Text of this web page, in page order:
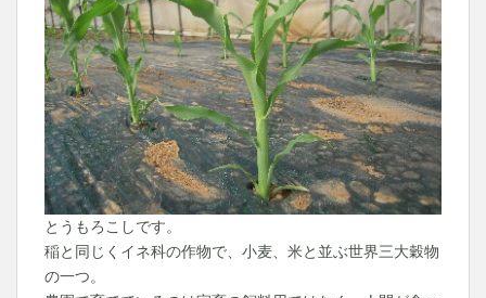
とうもろこしです。
稲と同じくイネ科の作物で、小麦、米と並ぶ世界三大穀物
の一つ。